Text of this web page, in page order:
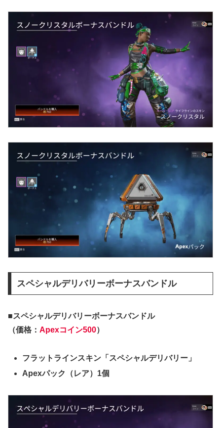
スペシャルデリバリーボーナスバンドル
■スペシャルデリバリーボーナスバンドル
（価格： Apexコイン500）
フラットラインスキン「スペシャルデリバリー」
Apexパック（レア）1個